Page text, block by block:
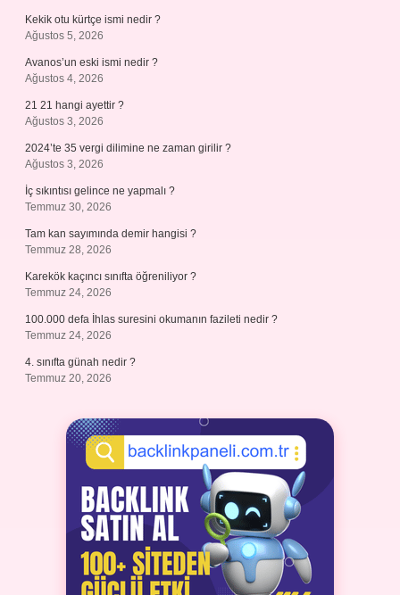
Kekik otu kürtçe ismi nedir ?
Ağustos 5, 2026
Avanos’un eski ismi nedir ?
Ağustos 4, 2026
21 21 hangi ayettir ?
Ağustos 3, 2026
2024’te 35 vergi dilimine ne zaman girilir ?
Ağustos 3, 2026
İç sıkıntısı gelince ne yapmalı ?
Temmuz 30, 2026
Tam kan sayımında demir hangisi ?
Temmuz 28, 2026
Karekök kaçıncı sınıfta öğreniliyor ?
Temmuz 24, 2026
100.000 defa İhlas suresini okumanın fazileti nedir ?
Temmuz 24, 2026
4. sınıfta günah nedir ?
Temmuz 20, 2026